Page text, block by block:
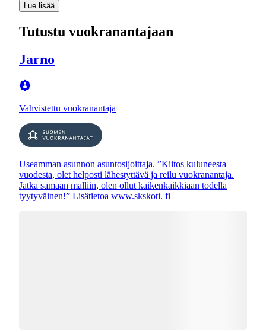
Lue lisää
Tutustu vuokranantajaan
Jarno
Vahvistettu vuokranantaja
Useamman asunnon asuntosijoittaja. ”Kiitos kuluneesta
vuodesta, olet helposti lähestyttävä ja reilu vuokranantaja.
Jatka samaan malliin, olen ollut kaikenkaikkiaan todella
tyytyväinen!” Lisätietoa www.skskoti. fi